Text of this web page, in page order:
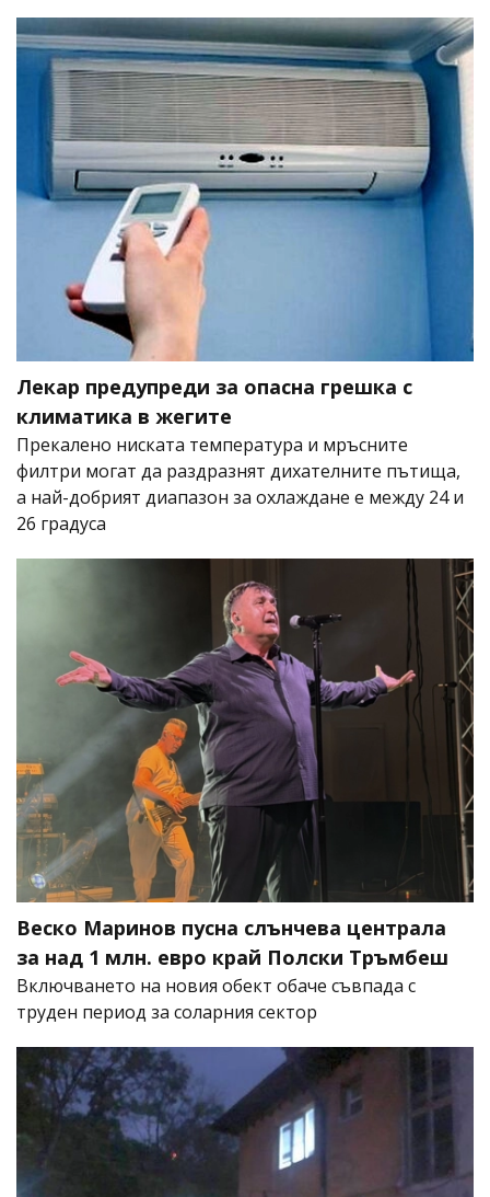
Лекар предупреди за опасна грешка с
климатика в жегите
Прекалено ниската температура и мръсните
филтри могат да раздразнят дихателните пътища,
а най-добрият диапазон за охлаждане е между 24 и
26 градуса
Веско Маринов пусна слънчева централа
за над 1 млн. евро край Полски Тръмбеш
Включването на новия обект обаче съвпада с
труден период за соларния сектор